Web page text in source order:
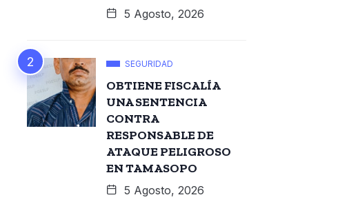
5 Agosto, 2026
SEGURIDAD
OBTIENE FISCALÍA
UNA SENTENCIA
CONTRA
RESPONSABLE DE
ATAQUE PELIGROSO
EN TAMASOPO
5 Agosto, 2026